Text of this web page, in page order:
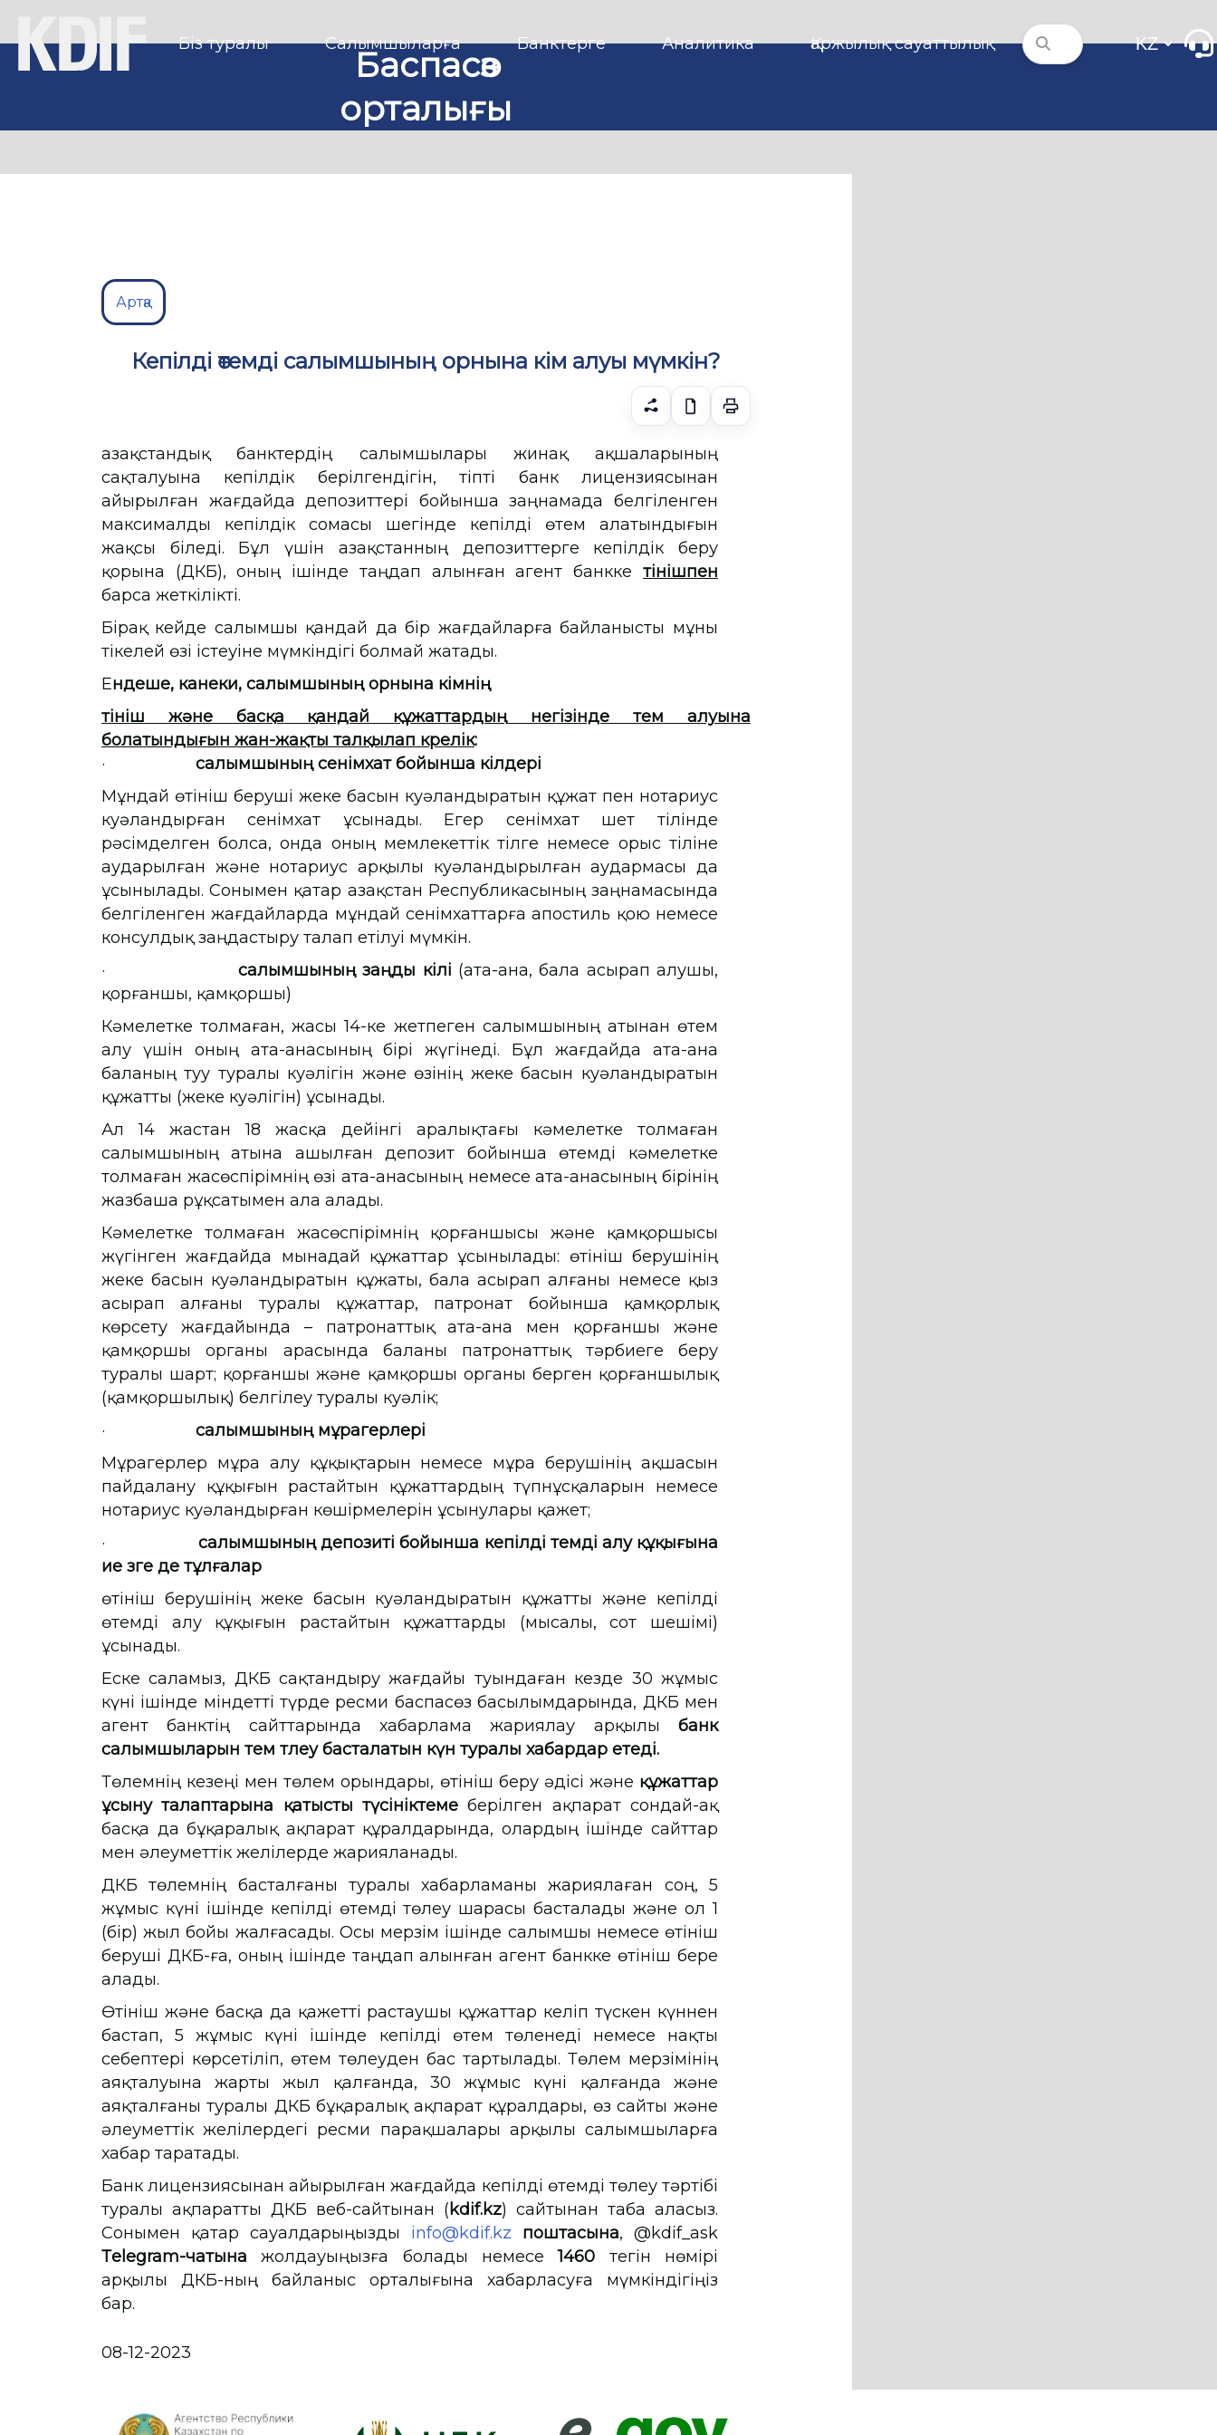
Біз туралы Салымшыларға Банктерге Аналитика Қаржылық сауаттылық
Баспасөз
орталығы
Артқа
Кепілді өтемді салымшының орнына кім алуы мүмкін?
Қазақстандық банктердің салымшылары жинақ ақшаларының
сақталуына кепілдік берілгендігін, тіпті банк лицензиясынан
айырылған жағдайда депозиттері бойынша заңнамада белгіленген
максималды кепілдік сомасы шегінде кепілді өтем алатындығын
жақсы біледі. Бұл үшін Қазақстанның депозиттерге кепілдік беру
қорына (ҚДКБҚ), оның ішінде таңдап алынған агент банкке өтінішпен
барса жеткілікті.
Бірақ кейде салымшы қандай да бір жағдайларға байланысты мұны
тікелей өзі істеуіне мүмкіндігі болмай жатады.
Ендеше, канеки, салымшының орнына кімнің
өтініш және басқа қандай құжаттардыңнегізінде өтем алуына
болатындығын жан-жақты талқылап көрелік:
· салымшының сенімхат бойынша өкілдері
Мұндай өтініш беруші жеке басын куәландыратын құжат пен нотариус
куәландырған сенімхат ұсынады. Егер сенімхат шет тілінде
рәсімделген болса, онда оның мемлекеттік тілге немесе орыс тіліне
аударылған және нотариус арқылы куәландырылған аудармасы да
ұсынылады. Сонымен қатар Қазақстан Республикасының заңнамасында
белгіленген жағдайларда мұндай сенімхаттарға апостиль қою немесе
консулдық заңдастыру талап етілуі мүмкін.
· салымшының заңды өкілі (ата-ана, бала асырап алушы,
қорғаншы, қамқоршы)
Кәмелетке толмаған, жасы 14-ке жетпеген салымшының атынан өтем
алу үшін оның ата-анасының бірі жүгінеді. Бұл жағдайда ата-ана
баланың туу туралы куәлігін және өзінің жеке басын куәландыратын
құжатты (жеке куәлігін) ұсынады.
Ал 14 жастан 18 жасқа дейінгі аралықтағы кәмелетке толмаған
салымшының атына ашылған депозит бойынша өтемді кәмелетке
толмаған жасөспірімнің өзі ата-анасының немесе ата-анасының бірінің
жазбаша рұқсатымен ала алады.
Кәмелетке толмаған жасөспірімнің қорғаншысы және қамқоршысы
жүгінген жағдайда мынадай құжаттар ұсынылады: өтініш берушінің
жеке басын куәландыратын құжаты, бала асырап алғаны немесе қыз
асырап алғаны туралы құжаттар, патронат бойынша қамқорлық
көрсету жағдайында – патронаттық ата-ана мен қорғаншы және
қамқоршы органы арасында баланы патронаттық тәрбиеге беру
туралы шарт; қорғаншы және қамқоршы органы берген қорғаншылық
(қамқоршылық) белгілеу туралы куәлік;
· салымшының мұрагерлері
Мұрагерлер мұра алу құқықтарын немесе мұра берушінің ақшасын
пайдалану құқығын растайтын құжаттардың түпнұсқаларын немесе
нотариус куәландырған көшірмелерін ұсынулары қажет;
·салымшының депозиті бойынша кепілді өтемді алу құқығына
ие өзге де тұлғалар
өтініш берушінің жеке басын куәландыратын құжатты және кепілді
өтемді алу құқығын растайтын құжаттарды (мысалы, сот шешімі)
ұсынады.
Еске саламыз, ҚДКБҚ сақтандыру жағдайы туындаған кезде 30 жұмыс
күні ішінде міндетті түрде ресми баспасөз басылымдарында, ҚДКБҚ мен
агент банктің сайттарында хабарлама жариялау арқылы банк
салымшыларын өтем төлеу басталатын күн туралы хабардар етеді.
Төлемнің кезеңі мен төлем орындары, өтініш беру әдісі және құжаттар
ұсыну талаптарына қатысты түсініктемеберілген ақпарат сондай-ақ
басқа да бұқаралық ақпарат құралдарында, олардың ішінде сайттар
мен әлеуметтік желілерде жарияланады.
ҚДКБҚ төлемнің басталғаны туралы хабарламаны жариялаған соң, 5
жұмыс күні ішінде кепілді өтемді төлеу шарасы басталады және ол 1
(бір) жыл бойы жалғасады. Осы мерзім ішінде салымшы немесе өтініш
беруші ҚДКБҚ-ға, оның ішінде таңдап алынған агент банкке өтініш бере
алады.
Өтініш және басқа да қажетті растаушы құжаттар келіп түскен күннен
бастап, 5 жұмыс күні ішінде кепілді өтем төленеді немесе нақты
себептері көрсетіліп, өтем төлеуден бас тартылады. Төлем мерзімінің
аяқталуына жарты жыл қалғанда, 30 жұмыс күні қалғанда және
аяқталғаны туралы ҚДКБҚ бұқаралық ақпарат құралдары, өз сайты және
әлеуметтік желілердегі ресми парақшалары арқылы салымшыларға
хабар таратады.
Банк лицензиясынан айырылған жағдайда кепілді өтемді төлеу тәртібі
туралы ақпаратты ҚДКБҚ веб-сайтынан (kdif.kz) сайтынан таба аласыз.
Сонымен қатар сауалдарыңызды info@kdif.kz поштасына, @kdif_ask
Тelegram-чатына жолдауыңызға болады немесе1460 тегін нөмірі
арқылы ҚДКБҚ-ның байланыс орталығына хабарласуға мүмкіндігіңіз
бар.
08-12-2023